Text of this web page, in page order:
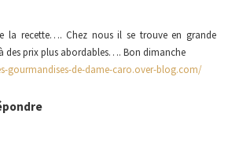
la recette…. Chez nous il se trouve en grande
des prix plus abordables…. Bon dimanche
gourmandises-de-dame-caro.over-blog.com/